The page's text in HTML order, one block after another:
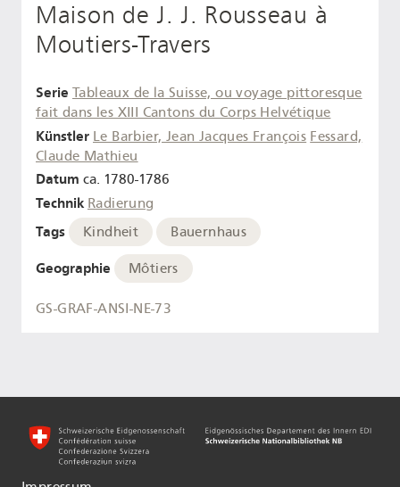
Maison de J. J. Rousseau à
Moutiers-Travers
Serie Tableaux de la Suisse, ou voyage pittoresque
fait dans les XIII Cantons du Corps Helvétique
Künstler Le Barbier, Jean Jacques François Fessard,
Claude Mathieu
Datum ca. 1780-1786
Technik Radierung
Tags Kindheit Bauernhaus
Geographie Môtiers
GS-GRAF-ANSI-NE-73